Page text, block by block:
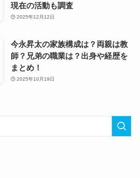
現在の活動も調査
2025年12月12日
今永昇太の家族構成は？両親は教
師？兄弟の職業は？出身や経歴を
まとめ！
2025年10月19日